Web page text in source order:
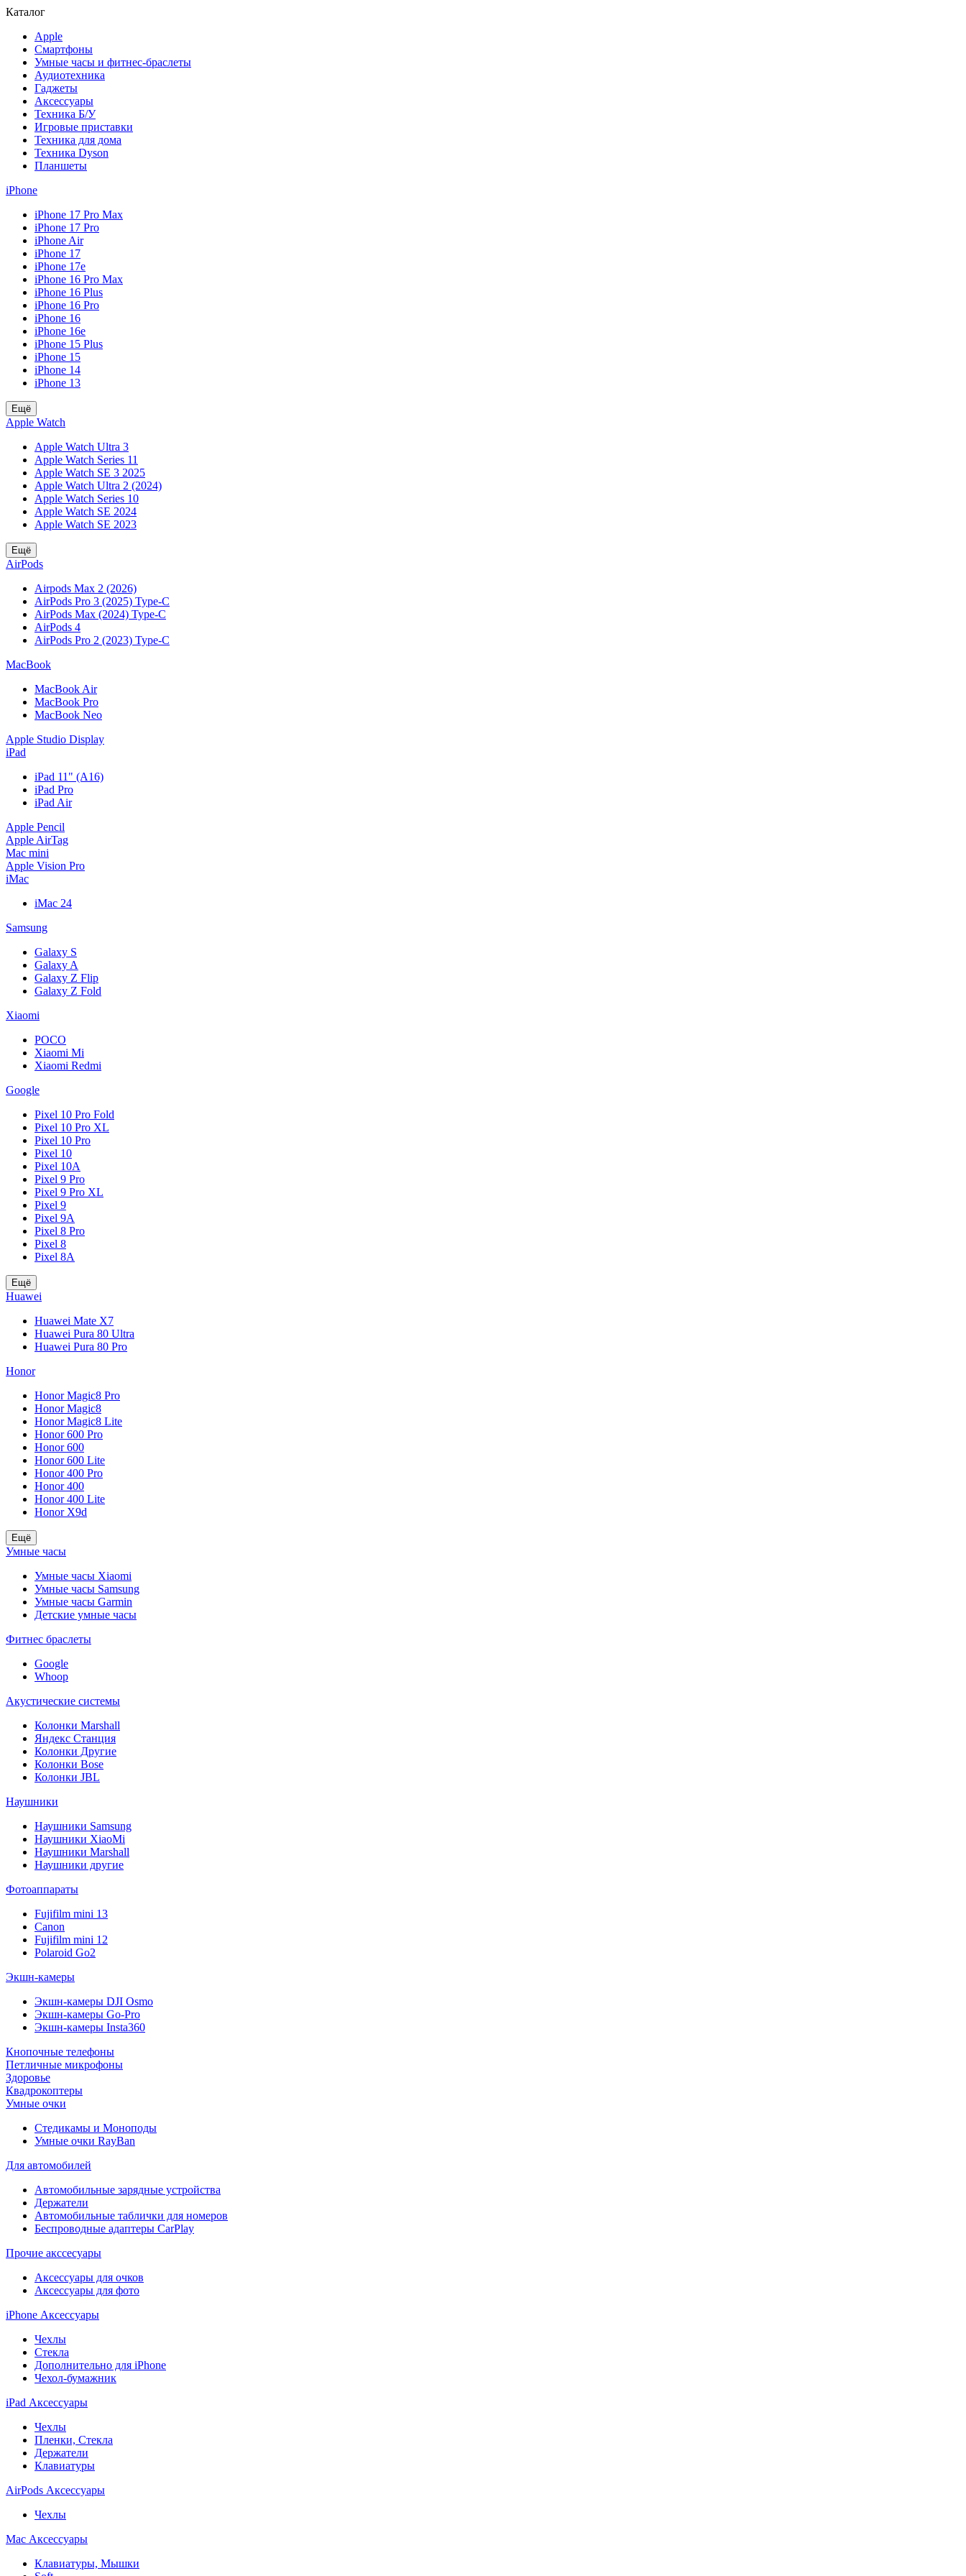
Каталог
Apple
Смартфоны
Умные часы и фитнес-браслеты
Аудиотехника
Гаджеты
Аксессуары
Техника Б/У
Игровые приставки
Техника для дома
Техника Dyson
Планшеты
iPhone
iPhone 17 Pro Max
iPhone 17 Pro
iPhone Air
iPhone 17
iPhone 17e
iPhone 16 Pro Max
iPhone 16 Plus
iPhone 16 Pro
iPhone 16
iPhone 16e
iPhone 15 Plus
iPhone 15
iPhone 14
iPhone 13
Ещё
Apple Watch
Apple Watch Ultra 3
Apple Watch Series 11
Apple Watch SE 3 2025
Apple Watch Ultra 2 (2024)
Apple Watch Series 10
Apple Watch SE 2024
Apple Watch SE 2023
Ещё
AirPods
Airpods Max 2 (2026)
AirPods Pro 3 (2025) Type-C
AirPods Max (2024) Type-C
AirPods 4
AirPods Pro 2 (2023) Type-C
MacBook
MacBook Air
MacBook Pro
MacBook Neo
Apple Studio Display
iPad
iPad 11" (A16)
iPad Pro
iPad Air
Apple Pencil
Apple AirTag
Mac mini
Apple Vision Pro
iMac
iMac 24
Samsung
Galaxy S
Galaxy A
Galaxy Z Flip
Galaxy Z Fold
Xiaomi
POCO
Xiaomi Mi
Xiaomi Redmi
Google
Pixel 10 Pro Fold
Pixel 10 Pro XL
Pixel 10 Pro
Pixel 10
Pixel 10A
Pixel 9 Pro
Pixel 9 Pro XL
Pixel 9
Pixel 9A
Pixel 8 Pro
Pixel 8
Pixel 8A
Ещё
Huawei
Huawei Mate X7
Huawei Pura 80 Ultra
Huawei Pura 80 Pro
Honor
Honor Magic8 Pro
Honor Magic8
Honor Magic8 Lite
Honor 600 Pro
Honor 600
Honor 600 Lite
Honor 400 Pro
Honor 400
Honor 400 Lite
Honor X9d
Ещё
Умные часы
Умные часы Xiaomi
Умные часы Samsung
Умные часы Garmin
Детские умные часы
Фитнес браслеты
Google
Whoop
Акустические системы
Колонки Marshall
Яндекс Станция
Колонки Другие
Колонки Bose
Колонки JBL
Наушники
Наушники Samsung
Наушники XiaoMi
Наушники Marshall
Наушники другие
Фотоаппараты
Fujifilm mini 13
Canon
Fujifilm mini 12
Polaroid Go2
Экшн-камеры
Экшн-камеры DJI Osmo
Экшн-камеры Go-Pro
Экшн-камеры Insta360
Кнопочные телефоны
Петличные микрофоны
Здоровье
Квадрокоптеры
Умные очки
Стедикамы и Моноподы
Умные очки RayBan
Для автомобилей
Автомобильные зарядные устройства
Держатели
Автомобильные таблички для номеров
Беспроводные адаптеры CarPlay
Прочие акссесуары
Аксессуары для очков
Аксессуары для фото
iPhone Аксессуары
Чехлы
Стекла
Дополнительно для iPhone
Чехол-бумажник
iPad Аксессуары
Чехлы
Пленки, Стекла
Держатели
Клавиатуры
AirPods Аксессуары
Чехлы
Mac Аксессуары
Клавиатуры, Мышки